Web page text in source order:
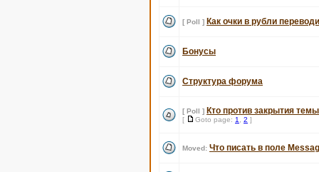
[ Poll ] Как очки в рубли
Бонусы
Структура форума
[ Poll ] Кто против закрытия
[ Goto page: 1 2 ]
Moved: Что писать в поле